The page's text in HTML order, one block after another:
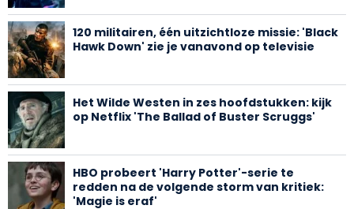
120 militairen, één uitzichtloze missie: 'Black
Hawk Down' zie je vanavond op televisie
Het Wilde Westen in zes hoofdstukken: kijk
op Netflix 'The Ballad of Buster Scruggs'
HBO probeert 'Harry Potter'-serie te
redden na de volgende storm van kritiek:
'Magie is eraf'